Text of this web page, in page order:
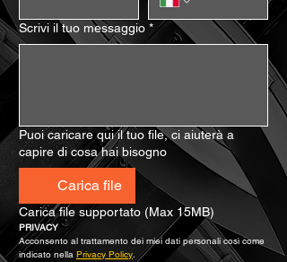
Scrivi il tuo messaggio *
Puoi caricare qui il tuo file, ci aiuterà a
capire di cosa hai bisogno
Carica file
Carica file supportato (Max 15MB)
PRIVACY
Acconsento al trattamento dei miei dati personali così come
indicato nella Privacy Policy.